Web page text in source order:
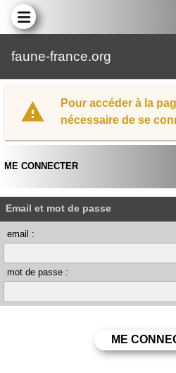
faune-france.org
Pour accéder à la
nécessaire de se
ME CONNECTER
Email et mot de passe
email :
mot de passe :